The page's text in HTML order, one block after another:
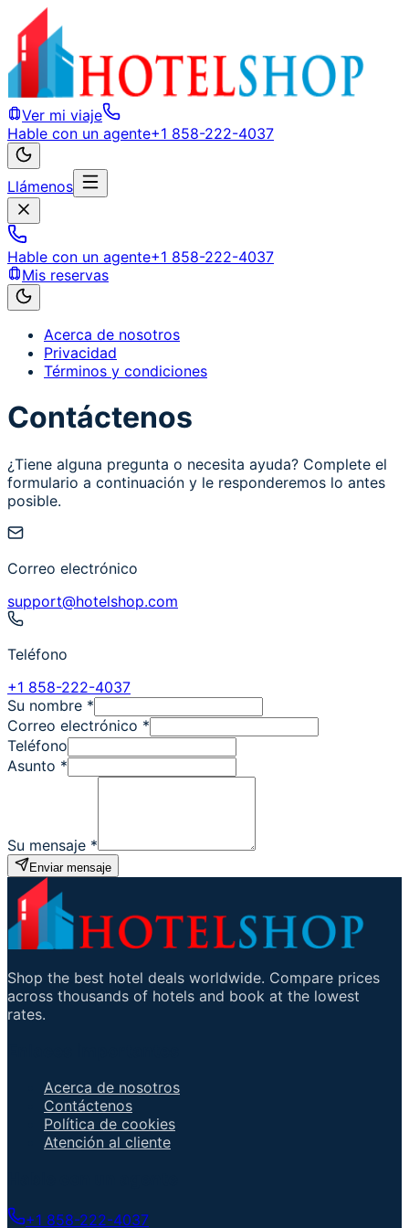
Ver mi viaje
Hable con un agente+1 858-222-4037
Llámenos
Hable con un agente+1 858-222-4037
Mis reservas
Acerca de nosotros
Privacidad
Términos y condiciones
Contáctenos
¿Tiene alguna pregunta o necesita ayuda? Complete el
formulario a continuación y le responderemos lo antes
posible.
Correo electrónico
support@hotelshop.com
Teléfono
+1 858-222-4037
Su nombre *
Correo electrónico *
Teléfono
Asunto *
Su mensaje *
Enviar mensaje
Shop the best hotel deals worldwide. Compare prices
across thousands of hotels and book at the lowest
rates.
Acerca de nosotros
Contáctenos
Política de cookies
Atención al cliente
+1 858-222-4037